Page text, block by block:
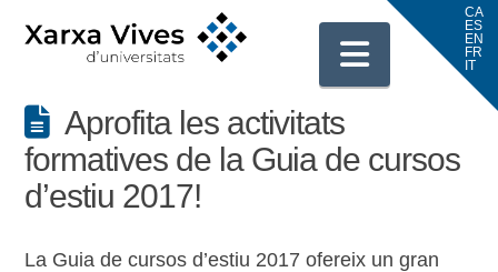
Aprofita les activitats
formatives de la Guia de cursos
d’estiu 2017!
La Guia de cursos d’estiu 2017 ofereix un gran